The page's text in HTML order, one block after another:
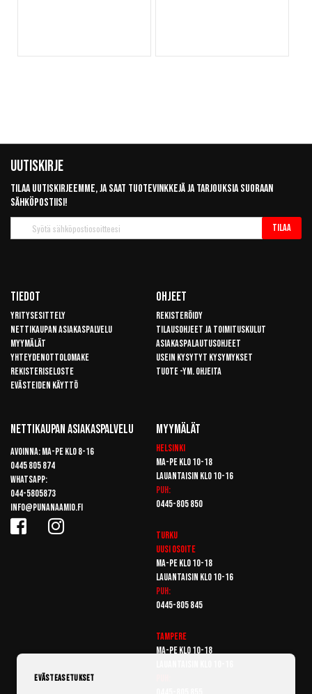
Uutiskirje
Tilaa uutiskirjeemme, ja saat tuotevinkkejä ja tarjouksia suoraan
sähköpostiisi!
uutiskirje
Tilaa
Tiedot
Yritysesittely
Nettikaupan asiakaspalvelu
Myymälät
Yhteydenottolomake
Rekisteriseloste
Evästeiden käyttö
Ohjeet
Rekisteröidy
Tilausohjeet ja toimituskulut
Asiakaspalautusohjeet
Usein kysytyt kysymykset
Tuote -ym. ohjeita
Nettikaupan Asiakaspalvelu
Avoinna: Ma-pe klo 8-16
0445 805 874
Whatsapp:
044-5805873
info@punanaamio.fi
Myymälät
Helsinki
Ma-pe klo 10-18
Lauantaisin klo 10-16
Puh:
0445-805 850
Turku
Uusi osoite
Ma-pe klo 10-18
Lauantaisin klo 10-16
Puh:
0445-805 845
Tampere
Ma-pe klo 10-18
Evästeasetukset